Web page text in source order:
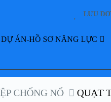
LƯU
DỰ ÁN-HỒ SƠ NĂNG LỰC
CHỐNG NỔ QUẠT